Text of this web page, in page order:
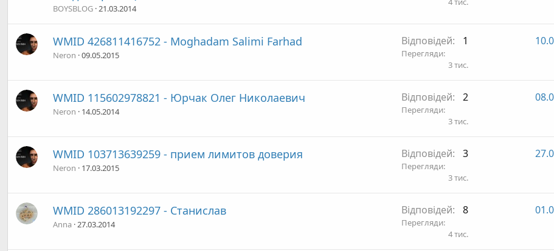
BOYSBLOG 21.03.2014
WMID 426811416752 - Moghadam Salimi Farhad
Neron 09.05.2015
Відповідей 1
Перегляди
3 тис.
WMID 115602978821 - Юрчак Олег Николаевич
Neron 14.05.2014
Відповідей 2
Перегляди
3 тис.
WMID 103713639259 - прием лимитов доверия
Neron 17.03.2015
Відповідей 3
Перегляди
3 тис.
WMID 286013192297 - Станислав
Anna 27.03.2014
Відповідей 8
Перегляди
4 тис.